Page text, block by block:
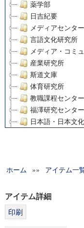
薬学部
日吉紀要
メディアセンター
言語文化研究所
メディア・コミ
産業研究所
斯道文庫
体育研究所
教職課程センター
福澤研究センター
日本語・日本文
グローバルリサ
科学研究費補助
ホーム »» アイテム一
アイテム詳細